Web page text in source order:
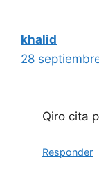
khalid
28
Qiro cita
Responder